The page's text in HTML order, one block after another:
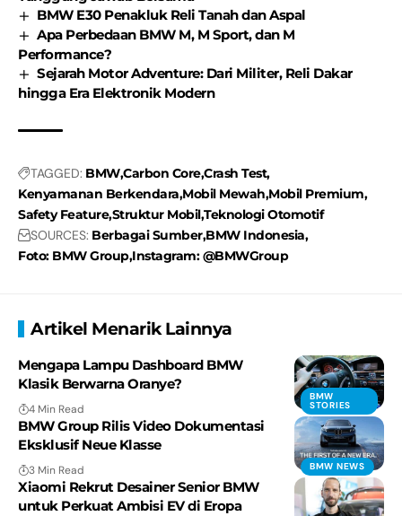
BMW E30 Penakluk Reli Tanah dan Aspal
Apa Perbedaan BMW M, M Sport, dan M
Performance?
Sejarah Motor Adventure: Dari Militer, Reli Dakar
hingga Era Elektronik Modern
TAGGED: BMWCarbon CoreCrash Test
Kenyamanan Berkendara Mobil Mewah Mobil Premium
Safety FeatureStruktur MobilTeknologi Otomotif
SOURCES: Berbagai SumberBMW Indonesia
Foto: BMW GroupInstagram: @BMWGroup
Artikel Menarik Lainnya
BMW
STORIES
Mengapa Lampu Dashboard BMW
Klasik Berwarna Oranye?
4 Min Read
BMW NEWS
BMW Group Rilis Video Dokumentasi
Eksklusif Neue Klasse
3 Min Read
Xiaomi Rekrut Desainer Senior BMW
untuk Perkuat Ambisi EV di Eropa